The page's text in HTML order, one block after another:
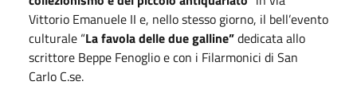
Vittorio Emanuele II e, nello stesso giorno, il bell’evento
culturale “La favola delle due galline”dedicata allo
scrittore Beppe Fenoglio e con i Filarmonici di San
Carlo C.se.